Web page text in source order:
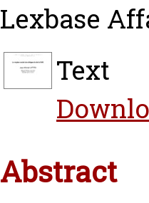
Lexbase
Text
Abstract